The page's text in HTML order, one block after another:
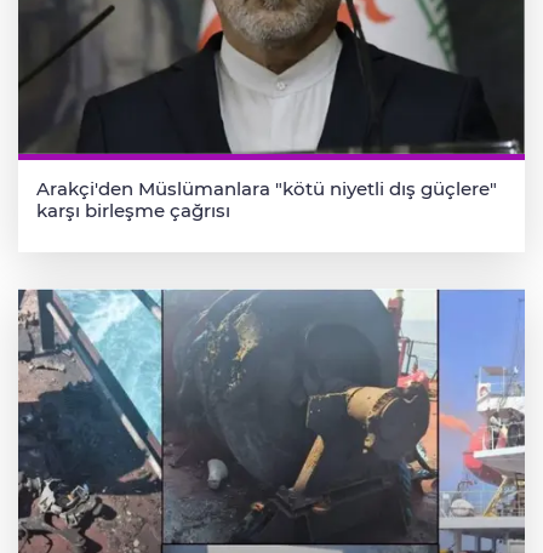
Arakçi'den Müslümanlara "kötü niyetli dış güçlere"
karşı birleşme çağrısı